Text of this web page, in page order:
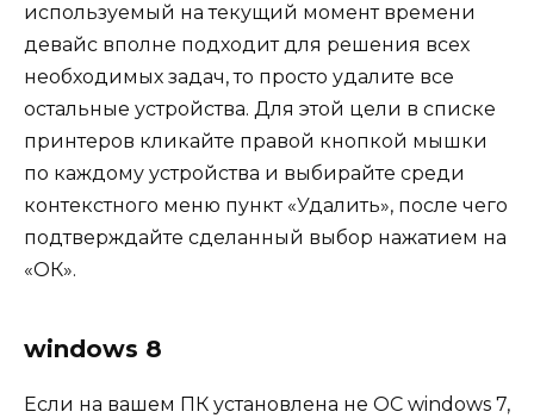
используемый на текущий момент времени
девайс вполне подходит для решения всех
необходимых задач, то просто удалите все
остальные устройства. Для этой цели в списке
принтеров кликайте правой кнопкой мышки
по каждому устройства и выбирайте среди
контекстного меню пункт «Удалить», после чего
подтверждайте сделанный выбор нажатием на
«ОК».
windows 8
Если на вашем ПК установлена не ОС windows 7,